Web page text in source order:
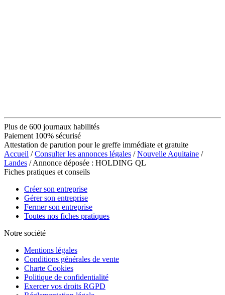
Plus de 600 journaux habilités
Paiement 100% sécurisé
Attestation de parution pour le greffe immédiate et gratuite
Accueil /Consulter les annonces légales /Nouvelle Aquitaine /
Landes / Annonce déposée : HOLDING QL
Fiches pratiques et conseils
Créer son entreprise
Gérer son entreprise
Fermer son entreprise
Toutes nos fiches pratiques
Notre société
Mentions légales
Conditions générales de vente
Charte Cookies
Politique de confidentialité
Exercer vos droits RGPD